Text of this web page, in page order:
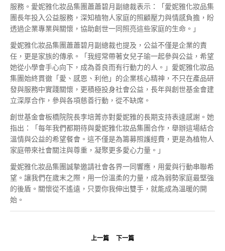
服務。愛妮雅化妝品集團蕭蕭碧月副總裁表示：「愛妮雅化妝品集
團長年投入公益服務，深知植物人家庭的照顧壓力與情感負擔，盼
透過企業專業與關懷，協助創世一同照亮這些家庭的生命。」
愛妮雅化妝品集團蕭蕭碧月副總裁也提及，公益不僅是企業的責
任，更是家族的傳承。「我經常帶著女兒子瑜一起參與公益，希望
她從小學會手心向下，成為善良而有行動力的人。」愛妮雅化妝品
集團始終貫徹「愛、感恩、利他」的企業核心精神，不只在產品研
發與服務中實踐關懷，更積極投身社會公益，長年與創世基金會建
立深厚合作，參與各項慈善行動，從不缺席。
創世基金會板橋院院長李培菁亦對愛妮雅的長期支持表達感謝。她
指出：「每年我們都期待與愛妮雅化妝品集團合作，舉辦這場結合
溫情與公益的希望餐會。這不僅是為籌募照護經費，更是為植物人
家庭帶來社會關注與尊重，凝聚更多愛心力量。」
愛妮雅化妝品集團誠摯邀請社會各界一同響應，用愛與行動串聯希
望。讓我們在歲末之際，用一份溫柔的力量，成為弱勢家庭最堅強
的後盾。關懷從不遙遠，只要你我伸出雙手，就能成為溫暖的開
始。
上一篇 下一篇